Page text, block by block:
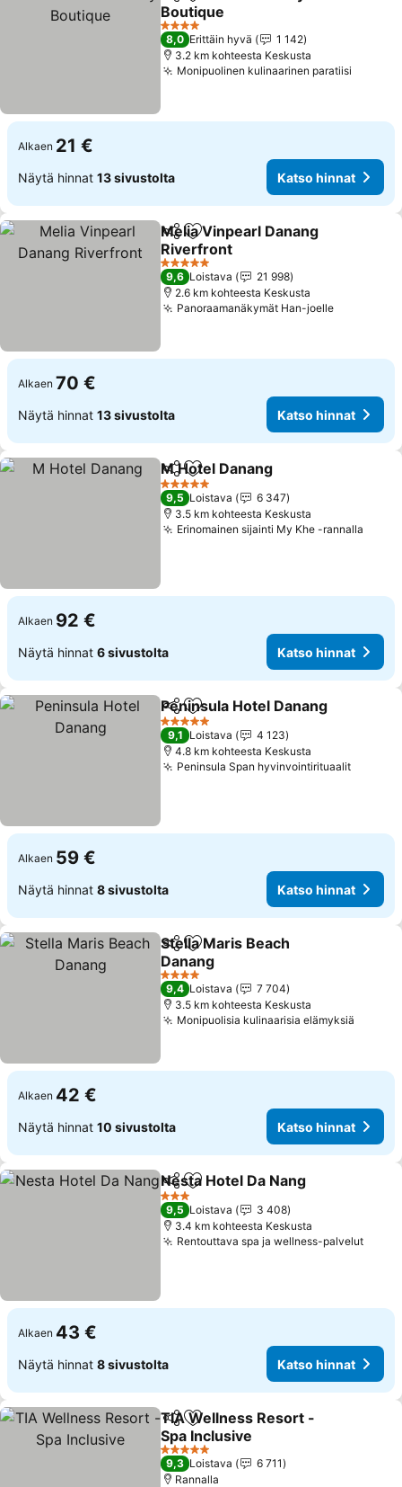
Boutique
4 Tähtiluokitus
8,0 Erittäin hyvä
1 142
3.2 km kohteesta Keskusta
Monipuolinen kulinaarinen paratiisi
Alkaen 21 €
Näytä hinnat 13 sivustolta Katso hinnat
Jaa Lisää suosikkeihin
Melia Vinpearl Danang
Riverfront
5 Tähtiluokitus
9,6 Loistava
21 998
2.6 km kohteesta Keskusta
Panoraamanäkymät Han-joelle
Alkaen 70 €
Näytä hinnat 13 sivustolta Katso hinnat
Jaa Lisää suosikkeihin
M Hotel Danang
5 Tähtiluokitus
9,5 Loistava
6 347
3.5 km kohteesta Keskusta
Erinomainen sijainti My Khe -rannalla
Alkaen 92 €
Näytä hinnat 6 sivustolta Katso hinnat
Jaa Lisää suosikkeihin
Peninsula Hotel Danang
5 Tähtiluokitus
9,1 Loistava
4 123
4.8 km kohteesta Keskusta
Peninsula Span hyvinvointirituaalit
Alkaen 59 €
Näytä hinnat 8 sivustolta Katso hinnat
Jaa Lisää suosikkeihin
Stella Maris Beach
Danang
4 Tähtiluokitus
9,4 Loistava
7 704
3.5 km kohteesta Keskusta
Monipuolisia kulinaarisia elämyksiä
Alkaen 42 €
Näytä hinnat 10 sivustolta Katso hinnat
Jaa Lisää suosikkeihin
Nesta Hotel Da Nang
3 Tähtiluokitus
9,5 Loistava
3 408
3.4 km kohteesta Keskusta
Rentouttava spa ja wellness-palvelut
Alkaen 43 €
Näytä hinnat 8 sivustolta Katso hinnat
Jaa Lisää suosikkeihin
TIA Wellness Resort -
Spa Inclusive
5 Tähtiluokitus
9,3 Loistava
6 711
Rannalla